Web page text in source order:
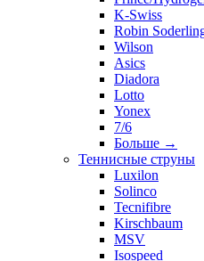
K-Swiss
Robin
Wilson
Asics
Diadora
Lotto
Yonex
7/6
Больше →
Теннисные струны
Luxilon
Solinco
Tecnifibre
Kirschbaum
MSV
Isospeed